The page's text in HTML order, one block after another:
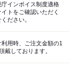
インボイス制度適格
トをご確認いただく
ださい。
用時、ご注文金額の1
戴しております。